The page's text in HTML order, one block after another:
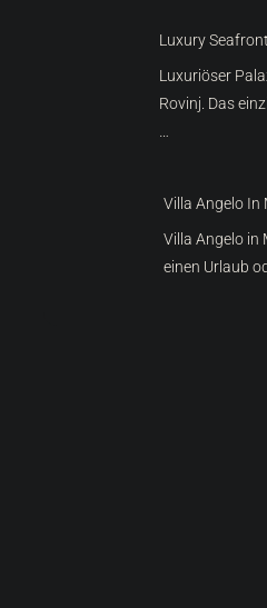
Luxury
Luxuriöser
Rovinj. Das
Villa Angelo In
Villa Angelo in
einen Urlaub